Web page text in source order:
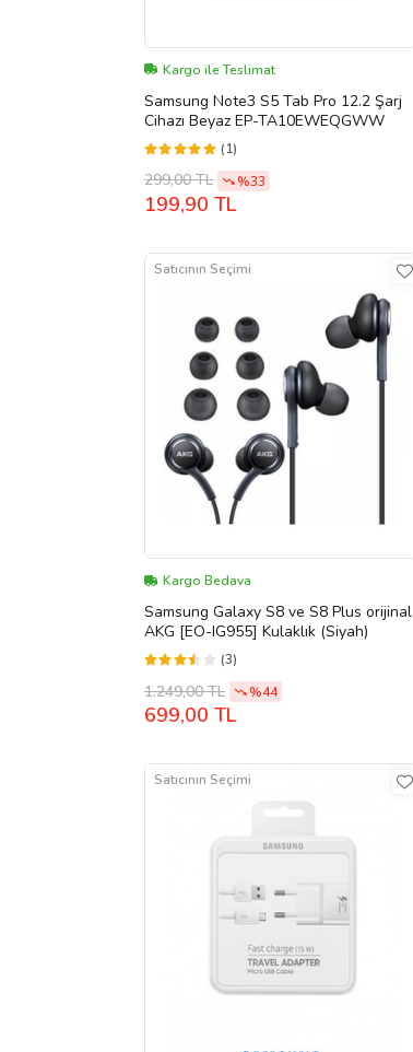
Kargo ile Teslimat
Samsung Note3 S5 Tab Pro 12.2 Şarj
Cihazı Beyaz EP-TA10EWEQGWW
(1)
299,00 TL %33
199,90 TL
Satıcının Seçimi
Kargo Bedava
Samsung Galaxy S8 ve S8 Plus orijinal
AKG [EO-IG955] Kulaklık (Siyah)
(3)
1.249,00 TL %44
699,00 TL
Satıcının Seçimi